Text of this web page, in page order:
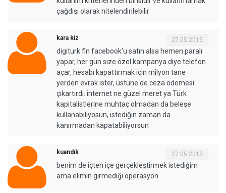
çağdışı olarak nitelendirilebilir
kara kiz 27.05.2015
digiturk fln facebook'u satın alsa hemen paralı
yapar, her gün size özel kampanya diye telefon
açar, hesabı kapattırmak için milyon tane
yerden evrak ister, üstüne de ceza ödemesi
çıkartırdı. internet ne güzel meret ya Türk
kapitalistlerine muhtaç olmadan da beleşe
kullanabiliyosun, istediğin zaman da
kanırmadan kapatabiliyorsun
kuandık 27.05.2015
benim de içten içe gerçekleştirmek istediğim
ama elimin girmediği operasyon